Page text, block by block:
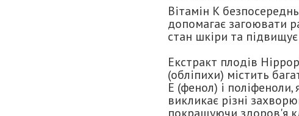
Вітамін К
допомагає загоювати
стан шкіри та
Екстракт плодів
(обліпихи) містить
Е (фенол) і
викликає різні
покращуючи здоров'я